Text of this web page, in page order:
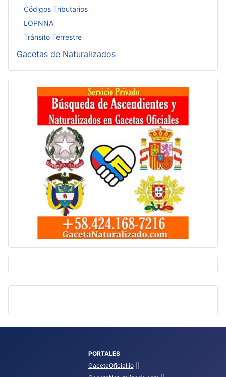
Códigos Tributarios
LOPNNA
Tránsito Terrestre
Gacetas de Naturalizados
PORTALES
GacetaOficial.io||